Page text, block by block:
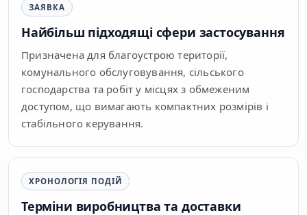
ЗАЯВКА
Найбільш підходящі сфери застосування
Призначена для благоустрою території,
комунального обслуговування, сільського
господарства та робіт у місцях з обмеженим
доступом, що вимагають компактних розмірів і
стабільного керування.
ХРОНОЛОГІЯ ПОДІЙ
Терміни виробництва та доставки